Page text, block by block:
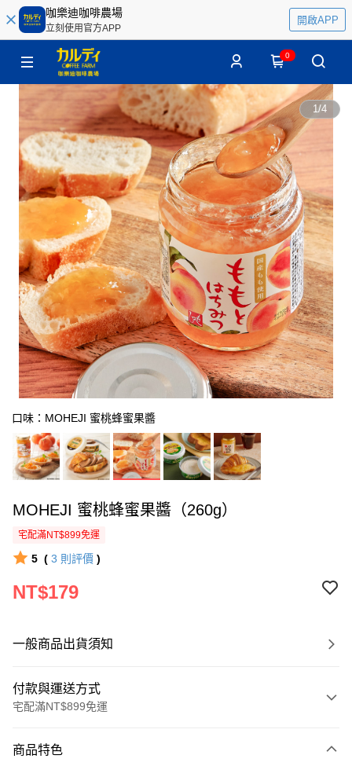
咖樂迪咖啡農場
立刻使用官方APP
開啟APP
0
1/4
口味：MOHEJI 蜜桃蜂蜜果醬
MOHEJI 蜜桃蜂蜜果醬（260g）
宅配滿NT$899免運
5 ( 3 則評價 )
NT$179
一般商品出貨須知
付款與運送方式
宅配滿NT$899免運
信用卡一次付款
商品特色